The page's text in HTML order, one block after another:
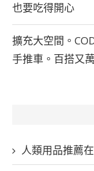
也要吃得開心
擴充大空間。
手推車。百搭又
人類用品推薦